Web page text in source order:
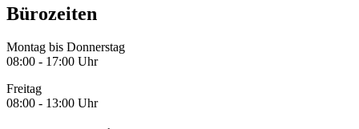
Bürozeiten
Montag bis Donnerstag
08:00 - 17:00 Uhr
Freitag
08:00 - 13:00 Uhr